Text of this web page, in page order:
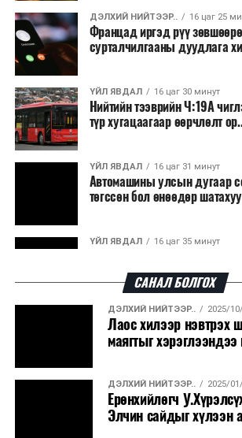
ДЭЛХИЙ НИЙТЭЭР.. 16 цаг 25
Францад иргэд рүү
сурталчилгааны дуудлага
ҮЙЛ ЯВДАЛ 16 цаг 30 минут
Нийтийн тээврийн Ч:19А
түр хугацаагаар өөрчлөлт
ҮЙЛ ЯВДАЛ 16 цаг 31 минут
Автомашины улсын дугаар
төгссөн бол өнөөдөр
ҮЙЛ ЯВДАЛ 16 цаг 35 минут
ДЭЛХИЙ НИЙТЭЭР..
“Уралдронзавод”
захирлын автомашиныг
ҮЙЛ ЯВДАЛ 2026/08/06
Сүхбаатар боомтоор тав
тонн АИ-92 автобензин и...
САНАЛ БОЛГОХ
ДЭЛХИЙ НИЙТЭЭР.. 2025/
Лаос хилээр нэвтрэх
маягтыг
ДЭЛХИЙ НИЙТЭЭР.. 2025/
Ерөнхийлөгч
Элчин сайдыг хүлээн